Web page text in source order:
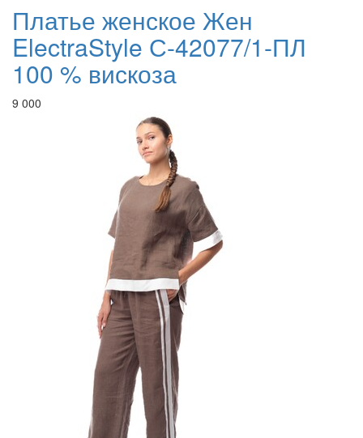
Платье женское Жен
ElectraStyle С-42077/1-ПЛ
100 % вискоза
9 000